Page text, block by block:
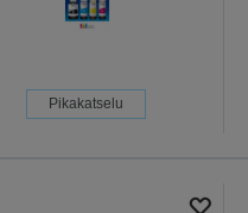
Pikakatselu